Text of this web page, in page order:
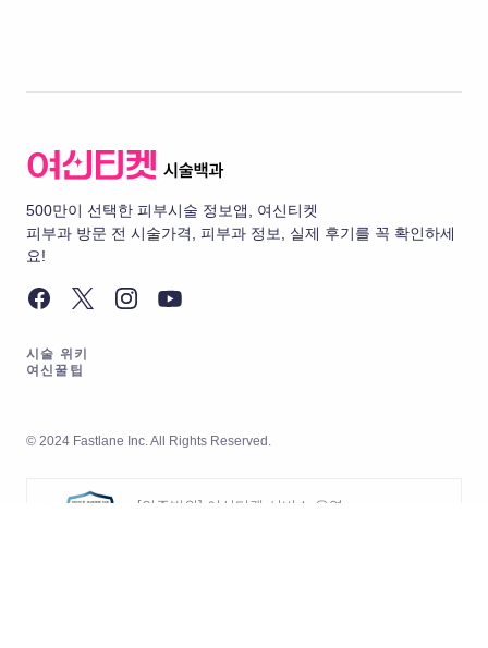
500만이 선택한 피부시술 정보앱, 여신티켓
피부과 방문 전 시술가격, 피부과 정보, 실제 후기를 꼭 확인하세
요!
시술 위키
여신꿀팁
© 2024 Fastlane Inc. All Rights Reserved.
[인증범위] 여신티켓 서비스 운영